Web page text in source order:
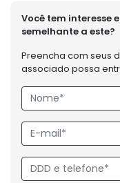
Você tem interesse
semelhante a este?
Preencha com seus
associado possa